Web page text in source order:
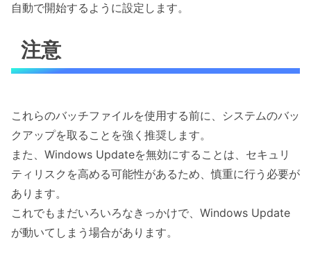
自動で開始するように設定します。
注意
これらのバッチファイルを使用する前に、システムのバッ
クアップを取ることを強く推奨します。
また、Windows Updateを無効にすることは、セキュリ
ティリスクを高める可能性があるため、慎重に行う必要が
あります。
これでもまだいろいろなきっかけで、Windows Update
が動いてしまう場合があります。